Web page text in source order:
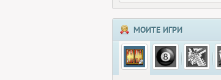
МОИТЕ ИГРИ